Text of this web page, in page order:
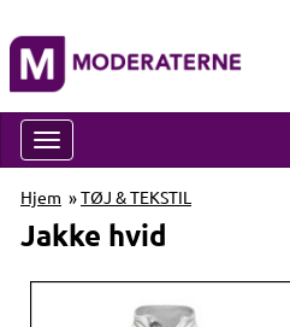
Hjem »TØJ & TEKSTIL
Jakke hvid